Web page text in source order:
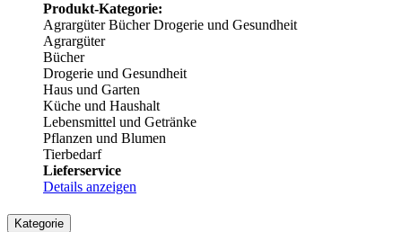
Produkt-Kategorie:
AgrargüterBücherDrogerie und Gesundheit
Agrargüter
Bücher
Drogerie und Gesundheit
Haus und Garten
Küche und Haushalt
Lebensmittel und Getränke
Pflanzen und Blumen
Tierbedarf
Lieferservice
Details anzeigen
Kategorie